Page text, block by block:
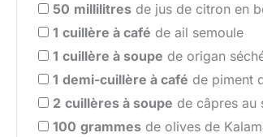
50 millilitres de jus de citron en
1 cuillère à café de ail semoule
1 cuillère à soupe de origan
1 demi-cuillère à café de piment
2 cuillères à soupe de câpres au
100 grammes de olives de